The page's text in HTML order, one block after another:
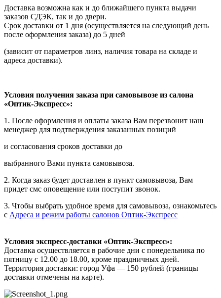
Доставка возможна как и до ближайшего пункта выдачи
заказов СДЭК, так и до двери.
Срок доставки от 1 дня (осуществляется на следующий день
после оформления заказа) до 5 дней
(зависит от параметров линз, наличия товара на складе и
адреса доставки).
Условия получения заказа при самовывозе из салона
«Оптик-Экспресс»:
1. После оформления и оплаты заказа Вам перезвонит наш
менеджер для подтверждения заказанных позиций
и согласования сроков доставки до
выбранного Вами пункта самовывоза.
2. Когда заказ будет доставлен в пункт самовывоза, Вам
придет смс оповещение или поступит звонок.
3. Чтобы выбрать удобное время для самовывоза, ознакомьтесь
с Адреса и режим работы салонов Оптик-Экспресс
Условия экспресс-доставки «Оптик-Экспресс»:
Доставка осуществляется в рабочие дни с понедельника по
пятницу с 12.00 до 18.00, кроме праздничных дней.
Территория доставки: город Уфа — 150 рублей (границы
доставки отмечены на карте).